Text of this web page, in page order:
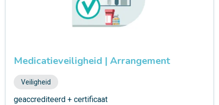
Medicatieveiligheid | Arrangement
Veiligheid
geaccrediteerd + certificaat